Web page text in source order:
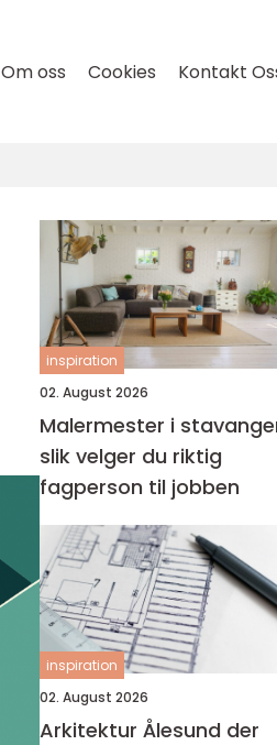
Om oss Cookies Kontakt
inspiration
02. August 2026
Malermester i
slik velger du riktig
fagperson til jobben
inspiration
02. August 2026
Arkitektur Ålesund der